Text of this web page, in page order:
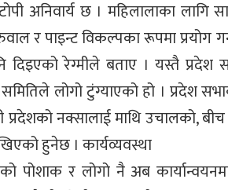
अनिवार्य छ । महिलालाका लागि
र पाइन्ट विकल्पका रूपमा प्रयोग
रेग्मीले बताए । यस्तै प्रदेश
समितिले लोगो टुंग्याएको हो । प्रदेश
नक्सालाई माथि उचालको,
हुनेछ । कार्यव्यवस्था
पोशाक र लोगो नै अब